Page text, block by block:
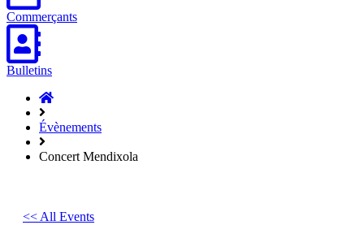
Commerçants
Bulletins
Accueil
Évènements
Concert Mendixola
<< All Events